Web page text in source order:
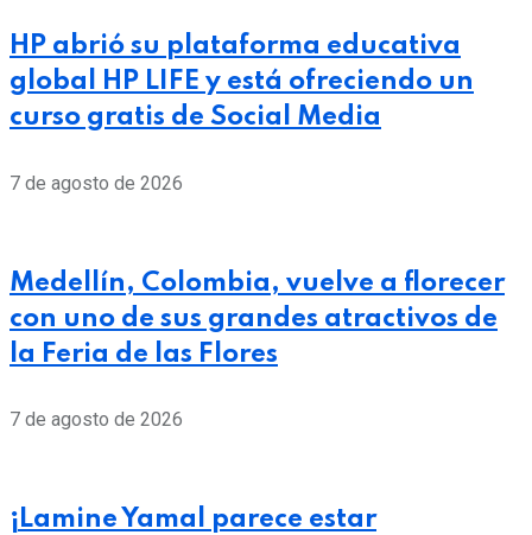
HP abrió su plataforma educativa
global HP LIFE y está ofreciendo un
curso gratis de Social Media
7 de agosto de 2026
Medellín, Colombia, vuelve a florecer
con uno de sus grandes atractivos de
la Feria de las Flores
7 de agosto de 2026
¡Lamine Yamal parece estar